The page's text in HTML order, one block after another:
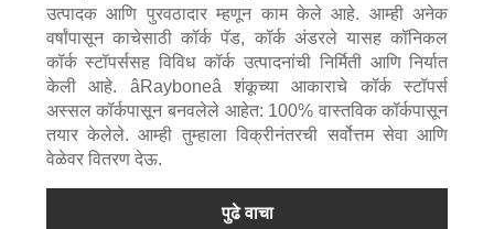
उत्पादक आणि पुरवठादार म्हणून काम केले आहे. आम्ही अनेक
वर्षांपासून काचेसाठी कॉर्क पॅड, कॉर्क अंडरले यासह कॉनिकल
कॉर्क स्टॉपर्ससह विविध कॉर्क उत्पादनांची निर्मिती आणि निर्यात
केली आहे. âRayboneâ शंकूच्या आकाराचे कॉर्क स्टॉपर्स
अस्सल कॉर्कपासून बनवलेले आहेत: 100% वास्तविक कॉर्कपासून
तयार केलेले. आम्ही तुम्हाला विक्रीनंतरची सर्वोत्तम सेवा आणि
वेळेवर वितरण देऊ.
पुढे वाचा